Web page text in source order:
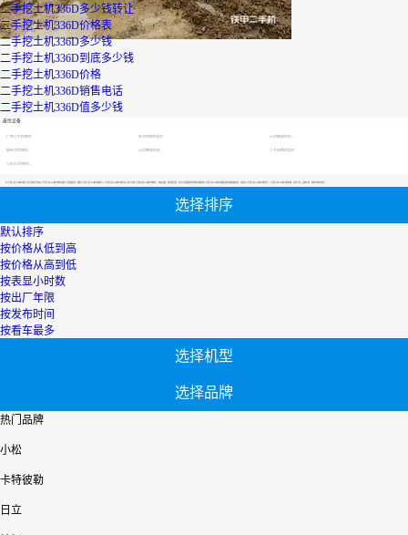
二手挖土机336D多少钱转让
二手挖土机336D价格表
二手挖土机336D多少钱
二手挖土机336D到底多少钱
二手挖土机336D价格
二手挖土机336D销售电话
二手挖土机336D值多少钱
最优设备
广西二手挖掘机 轮式挖掘机报价
二手压路机报价
【二手挖土机336D的价格】专区为您汇总有关二手挖土机336D的价格有关的二手设备信息，提供二手挖土机336D的价格转让,二手挖土机336D的价格买卖,市场,包括二手挖土机336D的价格报价，热卖品牌，热卖地区等；还可以直接看到为您精心挑选的二手挖土机336D的价格相关的机械设备信息，包括其二手挖土机336D的价格型号、二手挖土机336D的价格参数、机型介绍、品牌介绍、新机价格信息等；
选择排序
默认排序
按价格从低到高
按价格从高到低
按表显小时数
按出厂年限
按发布时间
按看车最多
选择机型
选择品牌
热门品牌
小松
卡特彼勒
日立